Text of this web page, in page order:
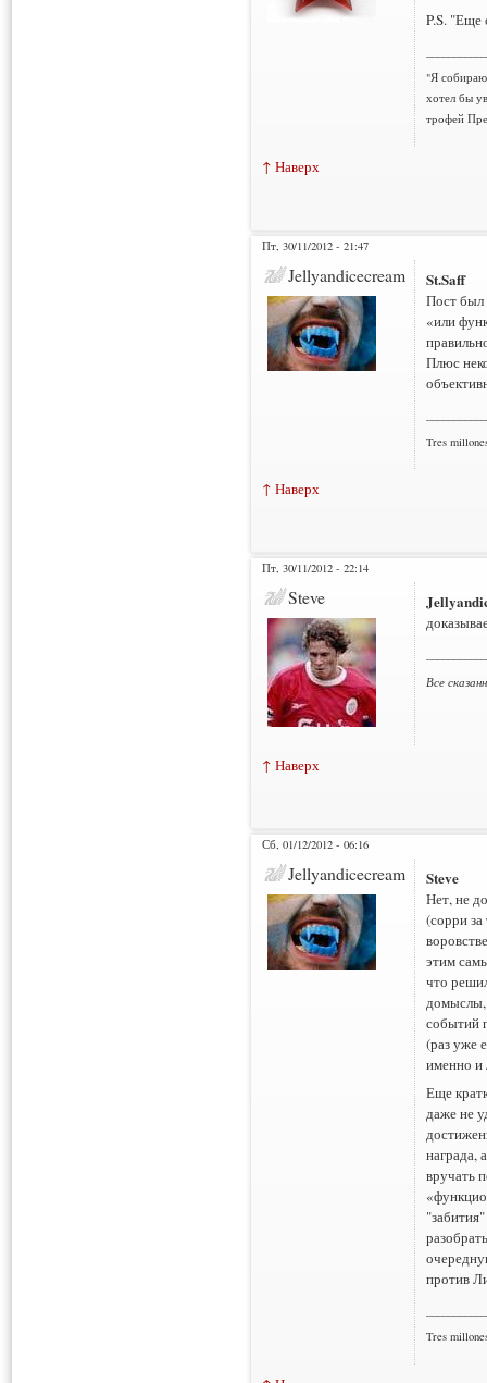
P.S. "Еще
"Я
хотел бы
трофей
↑ Наверх
Пт, 30/11/2012 - 21:47
Jellyandicecream St.Saff
Пост был
«или
Плюс
Tres
↑ Наверх
Пт, 30/11/2012 - 22:14
Steve
Все
↑ Наверх
Сб, 01/12/2012 - 06:16
Jellyandicecream Steve
Нет, не
(сорри
этим
что
домыслы,
событий
(раз уже
именно и
Еще
даже не
награда,
вручать
против
Tres